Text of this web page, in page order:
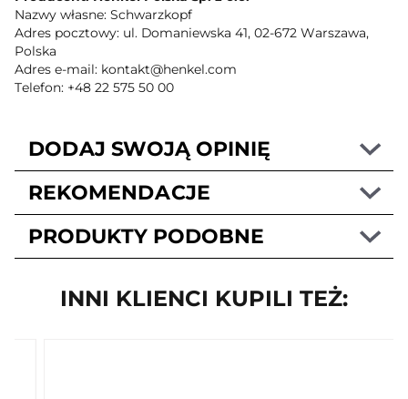
Marka
Gliss
Marka producenta
Marka: Schwarzkopf
Podmarka
Podmarka: Liquid Silk
D-40191 Düsseldorf, Germany
Szampon Gliss Liquid Silk z Ceramidami i Jedwabiem do
Nazwy własne: Schwarzkopf
Adres pocztowy: ul. Domaniewska 41, 02-672 Warszawa,
Polska
Adres e-mail: kontakt@henkel.com
Telefon: +48 22 575 50 00
DODAJ SWOJĄ OPINIĘ
REKOMENDACJE
PRODUKTY PODOBNE
INNI KLIENCI KUPILI TEŻ: